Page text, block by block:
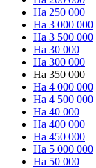
На 250 000
На 3 000 000
На 3 500 000
На 30 000
На 300 000
На 350 000
На 4 000 000
На 4 500 000
На 40 000
На 400 000
На 450 000
На 5 000 000
На 50 000